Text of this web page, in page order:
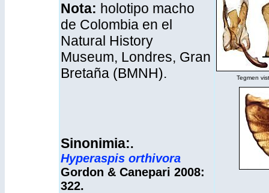
Nota: holotipo macho
de Colombia en el
Natural History
Museum, Londres, Gran
Bretaña (BMNH).
Sinonimia:.
Hyperaspis orthivora
Gordon & Canepari 2008:
322.
Tegmen